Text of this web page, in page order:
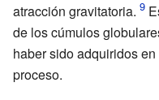
atracción gravitatoria.
de los cúmulos
haber sido adquiridos
proceso.